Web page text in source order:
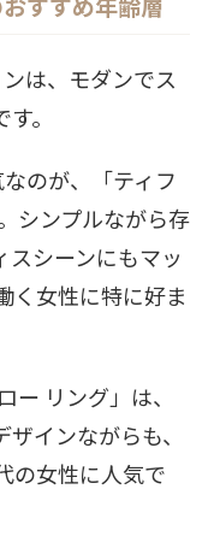
は、モダンでス
。
のが、「ティフ
シンプルながら存
シーンにもマッ
く女性に特に好ま
ー リング」は、
インながらも、
の女性に人気で